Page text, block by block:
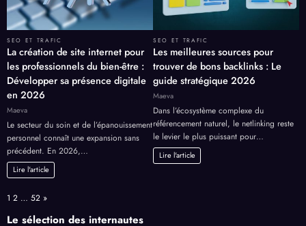
SEO ET TRAFIC
La création de site internet pour
les professionnels du bien-être :
Développer sa présence digitale
en 2026
Maeva
Le secteur du soin et de l’épanouissement
personnel connaît une expansion sans
précédent. En 2026,…
Lire l'article
SEO ET TRAFIC
Les meilleures sources pour
trouver de bons backlinks : Le
guide stratégique 2026
Maeva
Dans l’écosystème complexe du
référencement naturel, le netlinking reste
le levier le plus puissant pour…
Lire l'article
Page:
1 2 … 52 Next
»
Le sélection des internautes